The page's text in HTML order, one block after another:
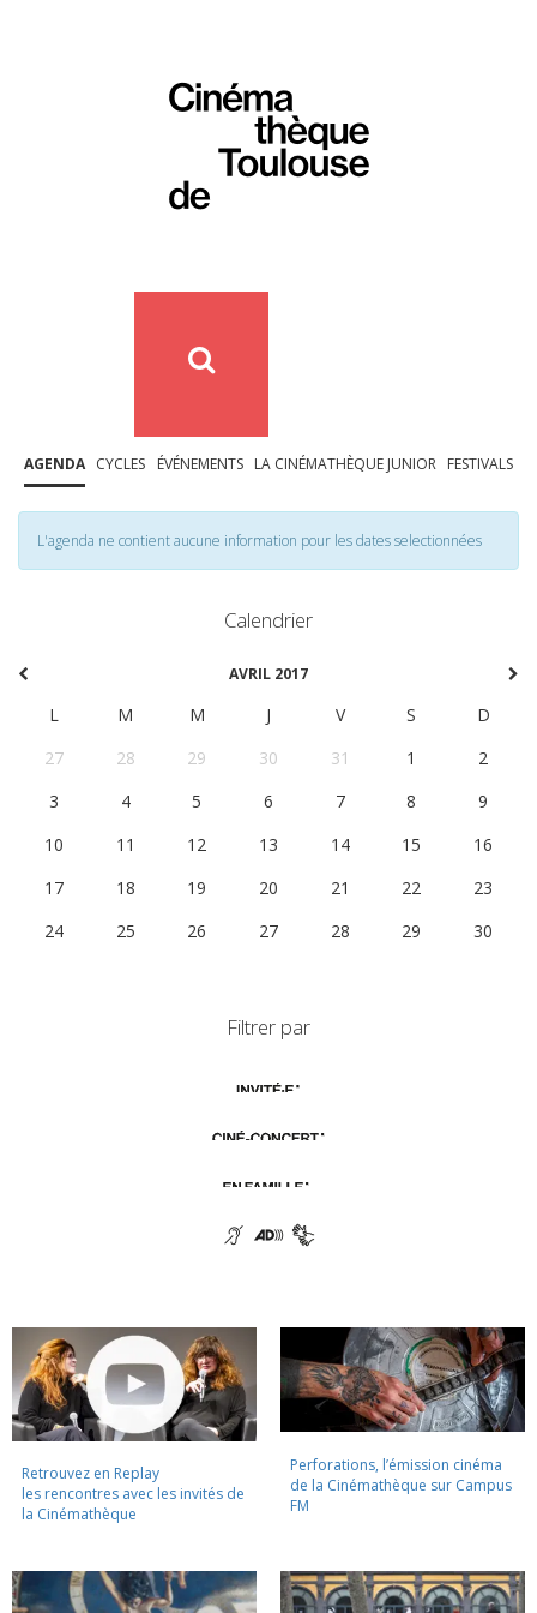
AGENDA CYCLES ÉVÉNEMENTS LA CINÉMATHÈQUE JUNIOR FESTIVALS
L'agenda ne contient aucune information pour les dates selectionnées
Calendrier
AVRIL 2017
L M M J V S
D
27
28 29 30 31 1
2
3
4 5 6 7 8
9
10
11 12 13 14 15
16
17
18 19 20 21 22
23
24
25 26 27 28 29 30
Filtrer par
Retrouvez en Replay
les rencontres avec les invités de
la Cinémathèque
Perforations, l’émission cinéma
de la Cinémathèque sur Campus
FM